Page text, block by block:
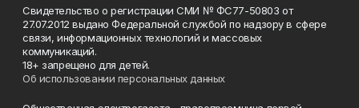
Свидетельство о регистрации СМИ № ФС77-50803 от
27.07.2012 выдано Федеральной службой по надзору в сфере
связи, информационных технологий и массовых
коммуникаций.
18+ запрещено для детей.
Об использовании персональных данных